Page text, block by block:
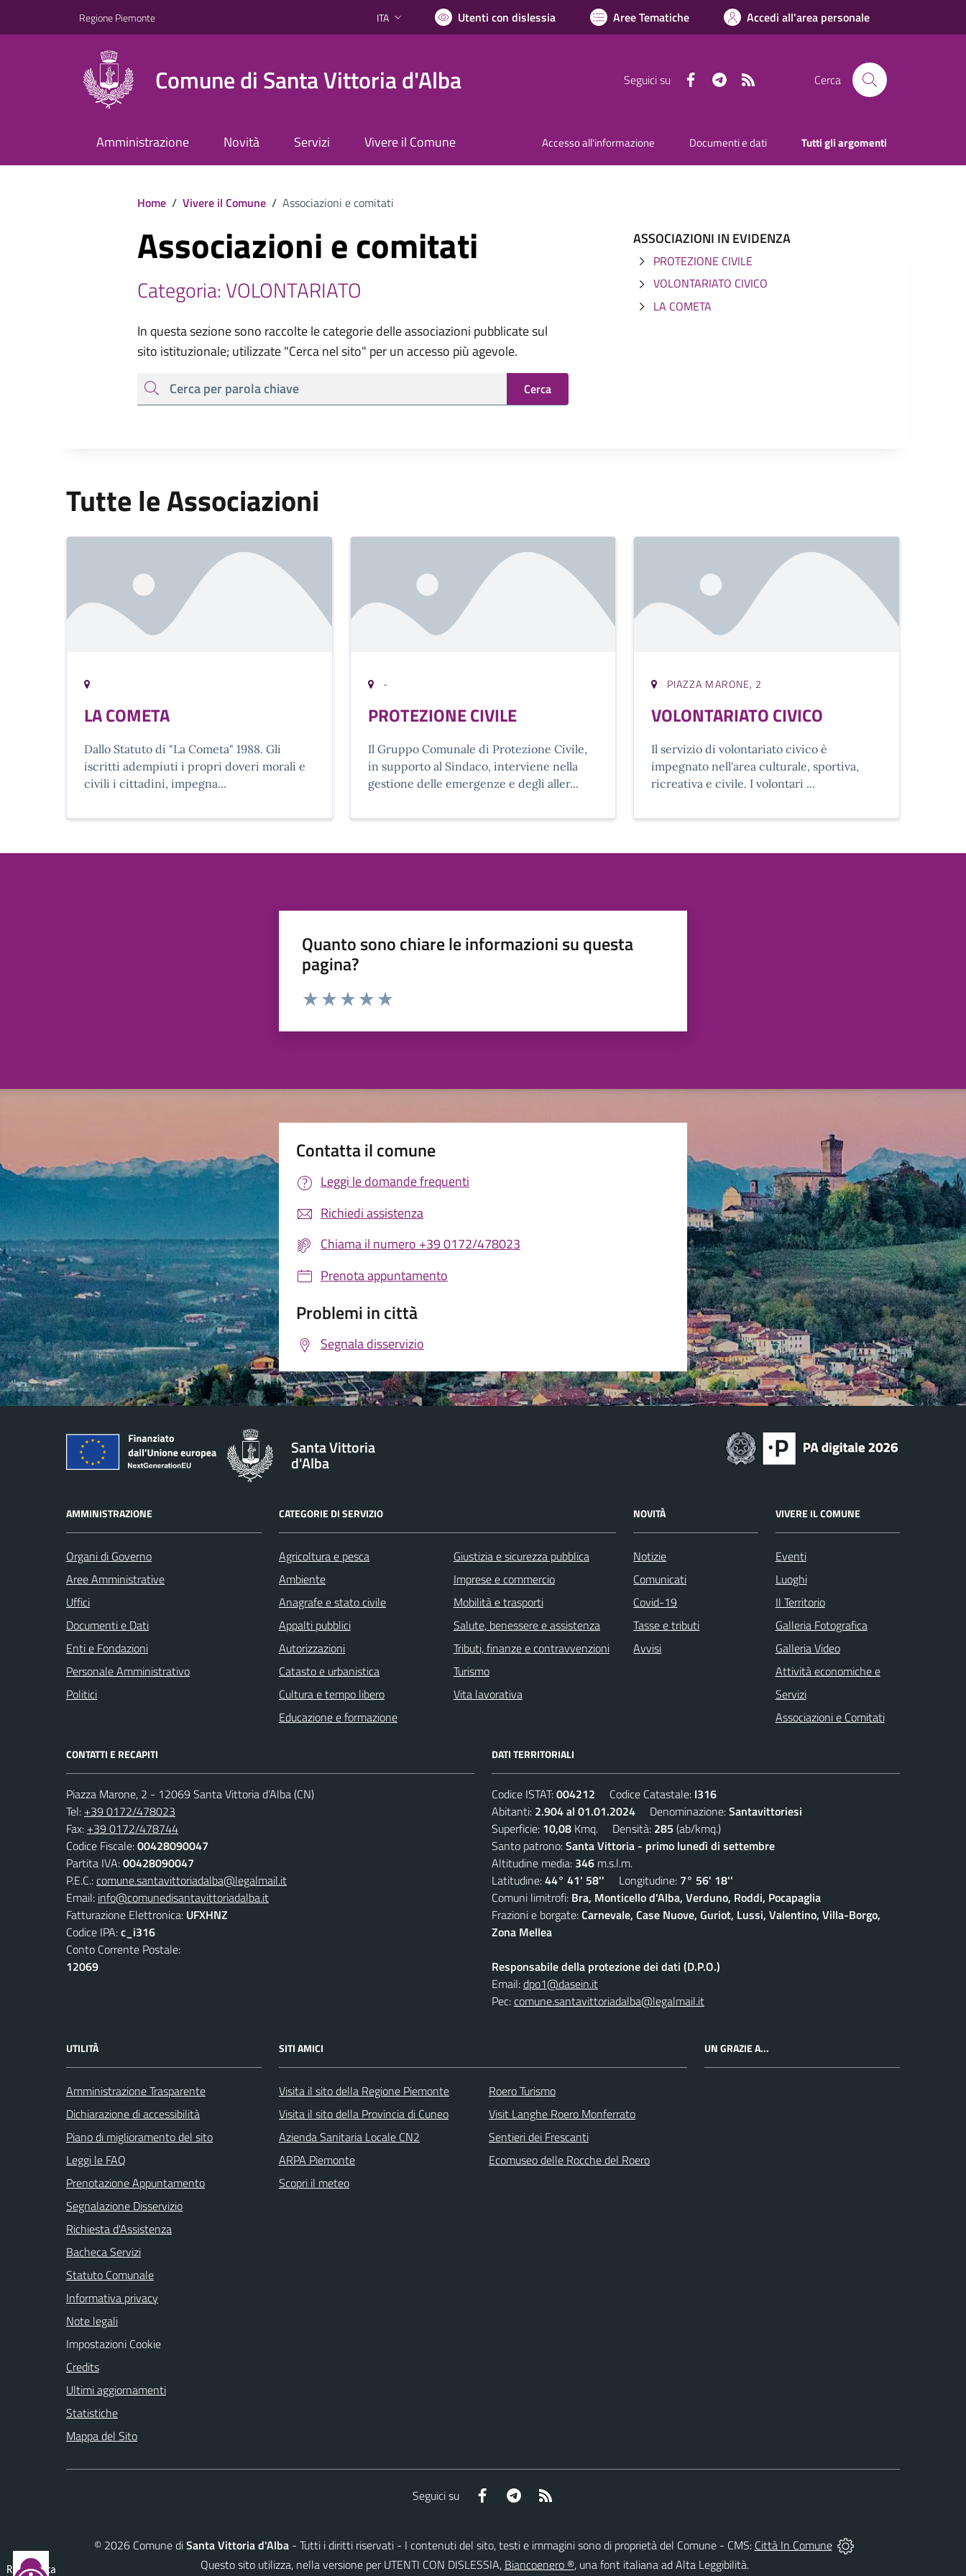
Regione Piemonte Lingua attiva:
ITA Utenti con dislessia Aree Tematiche Accedi all'area personale
Comune di Santa Vittoria d'Alba Seguici su FacebookTelegram Cerca
Amministrazione Novità Servizi Vivere il Comune Accesso all'informazione Documenti e dati Tutti gli argomenti
Home / Vivere il Comune / Associazioni e comitati
Associazioni e comitati
Categoria: VOLONTARIATO
In questa sezione sono raccolte le categorie delle associazioni pubblicate sul
sito istituzionale; utilizzate "Cerca nel sito" per un accesso più agevole.
cerca Cerca
ASSOCIAZIONI IN EVIDENZA
PROTEZIONE CIVILE
VOLONTARIATO CIVICO
LA COMETA
Tutte le Associazioni
LA COMETA
Dallo Statuto di "La Cometa" 1988. Gli
iscritti adempiuti i propri doveri morali e
civili i cittadini, impegna...
-
PROTEZIONE CIVILE
Il Gruppo Comunale di Protezione Civile,
in supporto al Sindaco, interviene nella
gestione delle emergenze e degli aller...
PIAZZA MARONE, 2
VOLONTARIATO CIVICO
Il servizio di volontariato civico è
impegnato nell'area culturale, sportiva,
ricreativa e civile. I volontari ...
Quanto sono chiare le informazioni su questa
pagina?
Valuta da 1 a 5 stelle la pagina
Contatta il comune
Leggi le domande frequenti
Richiedi assistenza
Chiama il numero +39 0172/478023
Prenota appuntamento
Problemi in città
Segnala disservizio
Santa Vittoria
d'Alba
AMMINISTRAZIONE
Organi di Governo
Aree Amministrative
Uffici
Documenti e Dati
Enti e Fondazioni
Personale Amministrativo
Politici
CATEGORIE DI SERVIZIO
Agricoltura e pesca
Ambiente
Anagrafe e stato civile
Appalti pubblici
Autorizzazioni
Catasto e urbanistica
Cultura e tempo libero
Educazione e formazione
Giustizia e sicurezza pubblica
Imprese e commercio
Mobilità e trasporti
Salute, benessere e assistenza
Tributi, finanze e contravvenzioni
Turismo
Vita lavorativa
NOVITÀ
Notizie
Comunicati
Covid-19
Tasse e tributi
Avvisi
VIVERE IL COMUNE
Eventi
Luoghi
Il Territorio
Galleria Fotografica
Galleria Video
Attività economiche e
Servizi
Associazioni e Comitati
CONTATTI E RECAPITI
Piazza Marone, 2 - 12069 Santa Vittoria d’Alba (CN)
Tel: +39 0172/478023
Fax: +39 0172/478744
Codice Fiscale:00428090047
Partita IVA:00428090047
P.E.C.:comune.santavittoriadalba@legalmail.it
Email: info@comunedisantavittoriadalba.it
Fatturazione Elettronica: UFXHNZ
Codice IPA:c_i316
Conto Corrente Postale:
12069
DATI TERRITORIALI
Codice ISTAT:004212 Codice Catastale: I316
Abitanti: 2.904 al 01.01.2024 Denominazione:Santavittoriesi
Superficie: 10,08 Kmq. Densità: 285 (ab/kmq.)
Santo patrono:Santa Vittoria - primo lunedì di settembre
Altitudine media: 346 m.s.l.m.
Latitudine:44° 41' 58'' Longitudine: 7° 56' 18''
Comuni limitrofi: Bra, Monticello d'Alba, Verduno, Roddi, Pocapaglia
Frazioni e borgate:Carnevale, Case Nuove, Guriot, Lussi, Valentino, Villa-Borgo,
Zona Mellea
Responsabile della protezione dei dati (D.P.O.)
Email:dpo1@dasein.it
Pec:comune.santavittoriadalba@legalmail.it
UTILITÀ
Amministrazione Trasparente
Dichiarazione di accessibilità
Piano di miglioramento del sito
Leggi le FAQ
Prenotazione Appuntamento
Segnalazione Disservizio
Richiesta d'Assistenza
Bacheca Servizi
Statuto Comunale
Informativa privacy
Note legali
Impostazioni Cookie
Credits
Ultimi aggiornamenti
Statistiche
Mappa del Sito
SITI AMICI
Visita il sito della Regione Piemonte
Visita il sito della Provincia di Cuneo
Azienda Sanitaria Locale CN2
ARPA Piemonte
Scopri il meteo
Roero Turismo
Visit Langhe Roero Monferrato
Sentieri dei Frescanti
Ecomuseo delle Rocche del Roero
UN GRAZIE A...
Seguici su Facebook Telegram
© 2026Comune diSanta Vittoria d'Alba- Tutti i diritti riservati - I contenuti del sito, testi e immagini sono di proprietà del Comune - CMS: Città In Comune
Questo sito utilizza, nella versione per UTENTI CON DISLESSIA, Biancoenero ®, una font italiana ad Alta Leggibilità.
Reimposta